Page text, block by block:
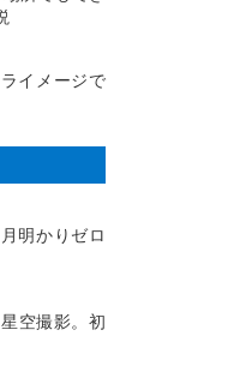
イメージで
明かりゼロ
空撮影。初